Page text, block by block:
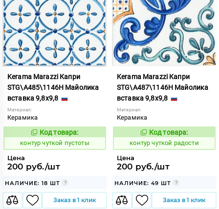
Kerama Marazzi Капри
STG\A485\1146H Майолика
вставка 9,8x9,8
Материал:
Керамика
764699
Код товара:
контур чуткой пустоты
Цена
200 руб./шт
НАЛИЧИЕ: 18 ШТ
Заказ в 1 клик
Kerama Marazzi Капри
STG\A487\1146H Майолика
вставка 9,8x9,8
Материал:
Керамика
764702
Код товара:
контур чуткой радости
Цена
200 руб./шт
НАЛИЧИЕ: 49 ШТ
Заказ в 1 клик